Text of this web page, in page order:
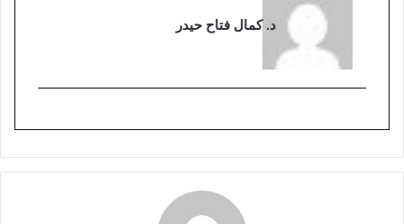
د. كمال فتاح حيدر